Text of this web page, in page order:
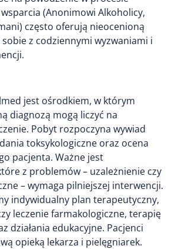
(Anonimowi Alkoholicy,
często oferują nieocenioną
z codziennymi wyzwaniami i
jest ośrodkiem, w którym
diagnozą mogą liczyć na
Pobyt rozpoczyna wywiad
toksykologiczne oraz ocena
pacjenta. Ważne jest
z problemów – uzależnienie czy
– wymaga pilniejszej interwencji.
indywidualny plan terapeutyczny,
leczenie farmakologiczne, terapię
działania edukacyjne. Pacjenci
opieką lekarza i pielęgniarek.